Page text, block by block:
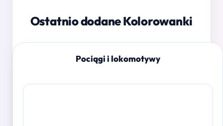
Ostatnio dodane Kolorowanki
Pociągi i lokomotywy